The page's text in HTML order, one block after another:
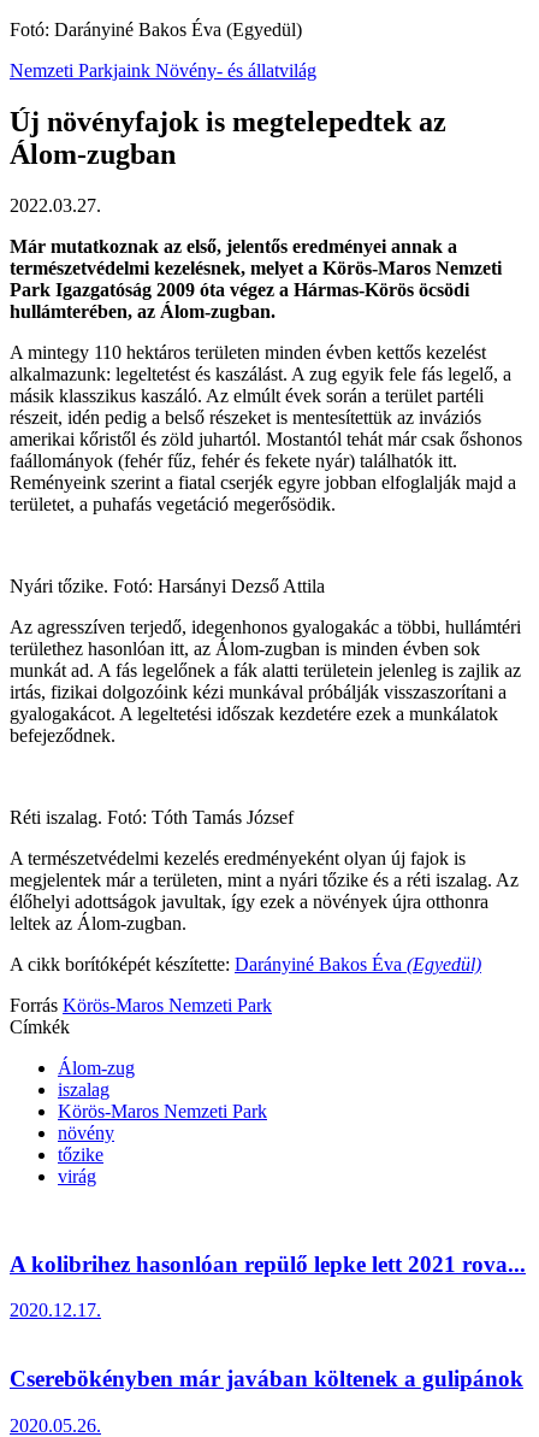
Fotó: Darányiné Bakos Éva (Egyedül)
Nemzeti Parkjaink Növény- és állatvilág
Új növényfajok is megtelepedtek az
Álom-zugban
2022.03.27.
Már mutatkoznak az első, jelentős eredményei annak a
természetvédelmi kezelésnek, melyet a Körös-Maros Nemzeti
Park Igazgatóság 2009 óta végez a Hármas-Körös öcsödi
hullámterében, az Álom-zugban.
A mintegy 110 hektáros területen minden évben kettős kezelést
alkalmazunk: legeltetést és kaszálást. A zug egyik fele fás legelő, a
másik klasszikus kaszáló. Az elmúlt évek során a terület partéli
részeit, idén pedig a belső részeket is mentesítettük az inváziós
amerikai kőristől és zöld juhartól. Mostantól tehát már csak őshonos
faállományok (fehér fűz, fehér és fekete nyár) találhatók itt.
Reményeink szerint a fiatal cserjék egyre jobban elfoglalják majd a
területet, a puhafás vegetáció megerősödik.
Nyári tőzike. Fotó: Harsányi Dezső Attila
Az agresszíven terjedő, idegenhonos gyalogakác a többi, hullámtéri
területhez hasonlóan itt, az Álom-zugban is minden évben sok
munkát ad. A fás legelőnek a fák alatti területein jelenleg is zajlik az
irtás, fizikai dolgozóink kézi munkával próbálják visszaszorítani a
gyalogakácot. A legeltetési időszak kezdetére ezek a munkálatok
befejeződnek.
Réti iszalag. Fotó: Tóth Tamás József
A természetvédelmi kezelés eredményeként olyan új fajok is
megjelentek már a területen, mint a nyári tőzike és a réti iszalag. Az
élőhelyi adottságok javultak, így ezek a növények újra otthonra
leltek az Álom-zugban.
A cikk borítóképét készítette: Darányiné Bakos Éva (Egyedül)
Forrás Körös-Maros Nemzeti Park
Címkék
Álom-zug
iszalag
Körös-Maros Nemzeti Park
növény
tőzike
virág
A kolibrihez hasonlóan repülő lepke lett 2021 rova...
2020.12.17.
Cserebökényben már javában költenek a gulipánok
2020.05.26.